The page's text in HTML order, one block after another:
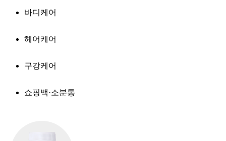
바디케어
헤어케어
구강케어
쇼핑백·소분통